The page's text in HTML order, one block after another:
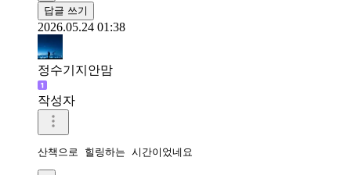
답글 쓰기
2026.05.24 01:38
정수기지안맘
작성자
산책으로 힐링하는 시간이었네요